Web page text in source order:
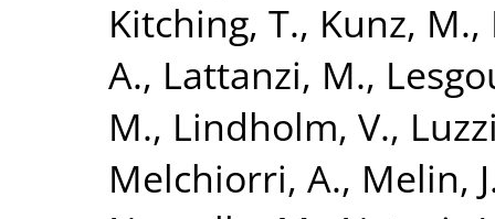
Kitching, T., Kunz, M.,
A., Lattanzi, M.,
M., Lindholm, V.,
Melchiorri, A., Melin,